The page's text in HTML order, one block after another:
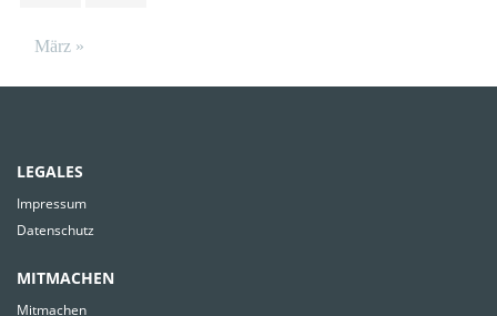
März »
LEGALES
Impressum
Datenschutz
MITMACHEN
Mitmachen